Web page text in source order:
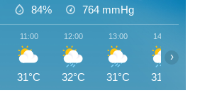
84% 764 mmHg
11:00
31°C
12:00
32°C
13:00
31°C
14:00
31°C
›